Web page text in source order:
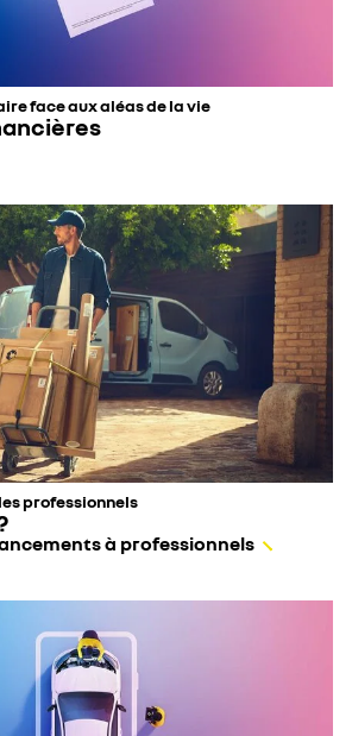
face aux aléas de la vie
professionnels
à professionnels